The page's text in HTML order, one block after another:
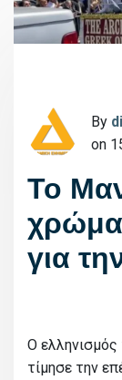
By
on
Το
για
Ο
τίμησε την